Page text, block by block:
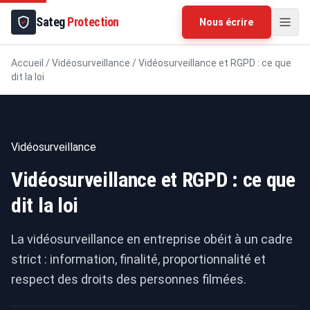
SategProtection Nous écrire
Accueil /Vidéosurveillance /Vidéosurveillance et RGPD : ce que
dit la loi
Vidéosurveillance
Vidéosurveillance et RGPD : ce que
dit la loi
La vidéosurveillance en entreprise obéit à un cadre
strict : information, finalité, proportionnalité et
respect des droits des personnes filmées.